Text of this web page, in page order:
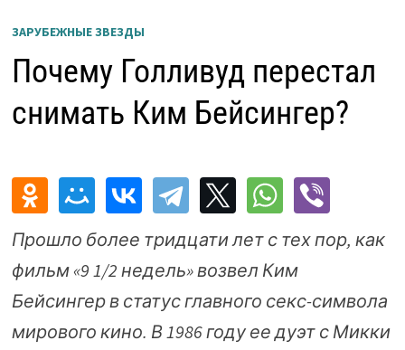
ЗАРУБЕЖНЫЕ ЗВЕЗДЫ
Почему Голливуд перестал
снимать Ким Бейсингер?
Прошло более тридцати лет с тех пор, как
фильм «9 1/2 недель» возвел Ким
Бейсингер в статус главного секс-символа
мирового кино. В 1986 году ее дуэт с Микки